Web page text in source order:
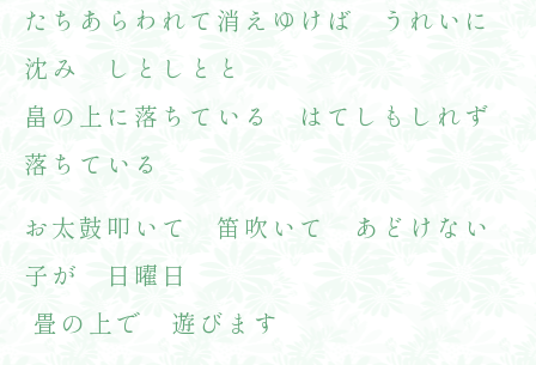
たちあらわれて消えゆけば うれいに
沈み しとしとと
畠の上に落ちている はてしもしれず
落ちている
お太鼓叩いて 笛吹いて あどけない
子が 日曜日
畳の上で 遊びます